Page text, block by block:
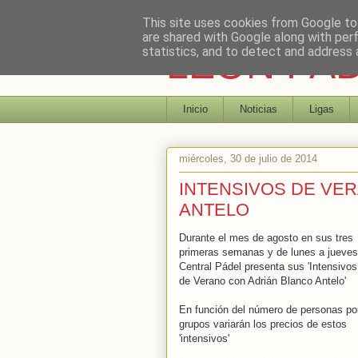
LEON
Inicio Noticias Ligas
miércoles, 30 de julio de 2014
INTENSIVOS DE
ANTELO
Durante el mes de agosto en sus tres
primeras semanas y de lunes a jueves,
Central Pádel presenta sus 'Intensivos
de Verano con Adrián Blanco Antelo'
En función del número de personas
grupos variarán los precios de estos
'intensivos'
This site uses cookies from Google
are shared with Google along with
statistics, and to detect and address